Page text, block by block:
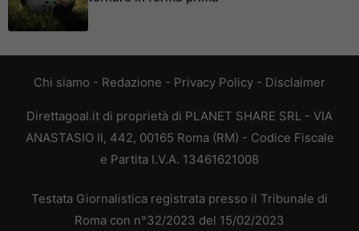
Chi siamo - Redazione - Privacy Policy - Disclaimer
Direttagoal.it di proprietà di PLANET SHARE SRL - VIA
ANASTASIO II, 442, 00165 Roma (RM) - Codice Fiscale
e Partita I.V.A. 13461621008
Testata Giornalistica registrata presso il Tribunale di
Roma con n°32/2023 del 15/02/2023